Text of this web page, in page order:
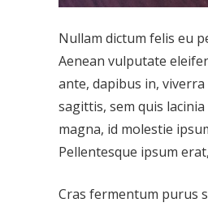
Nullam dictum felis eu
Aenean vulputate
ante, dapibus in,
sagittis, sem quis
magna, id molestie
Pellentesque ipsum
Cras fermentum purus